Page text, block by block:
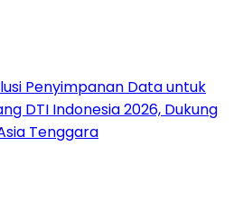
Penyimpanan Data untuk
DTI Indonesia 2026, Dukung
Tenggara